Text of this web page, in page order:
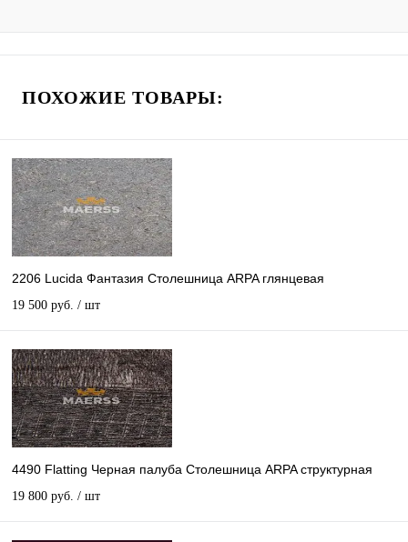
ПОХОЖИЕ ТОВАРЫ:
2206 Lucida Фантазия Столешница ARPA глянцевая
19 500 руб. / шт
4490 Flatting Черная палуба Столешница ARPA структурная
19 800 руб. / шт